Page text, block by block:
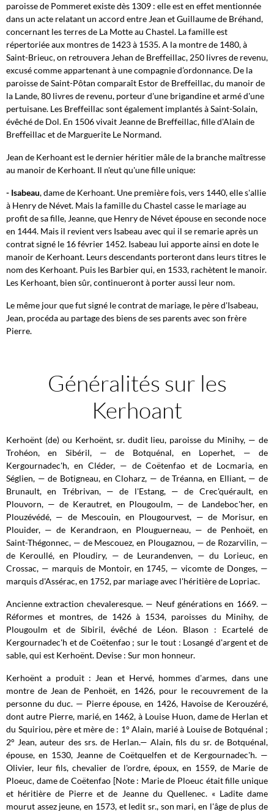
paroisse de Pommeret existe dès 1309 : elle est en effet mentionnée
dans un acte relatant un accord entre Jean et Guillaume de Bréhand,
concernant les terres de La Motte au Chastel. La famille est
répertoriée aux montres de 1423 à 1535. A la montre de 1480,à
Saint-Brieuc, on retrouvera Jehan de Breffeillac, 250 livres de revenu,
excusé comme appartenant à une compagnie d’ordonnance. De la
paroisse de Saint-Pôtan comparaît Estor de Breffeillac, du manoir de
la Lande, 80 livres de revenu, porteur d'une brigandine et armé d'une
pertuisane. Les Breffeillac sont également implantés à Saint-Solain,
évêché de Dol. En 1506 vivait Jeanne de Breffeillac, fille d'Alain de
Breffeillac et de Marguerite Le Normand.
Jean de Kerhoant est le dernier héritier mâle de la branche maîtresse
au manoir de Kerhoant. Il n'eut qu'une fille unique:
- Isabeau, dame de Kerhoant. Une première fois, vers 1440, elle s'allie
à Henry de Névet. Mais la famille du Chastel casse le mariage au
profit de sa fille, Jeanne, que Henry de Névet épouse en seconde noce
en 1444. Mais il revient vers Isabeau avec qui il se remarie après un
contrat signé le 16 février 1452. Isabeau lui apporte ainsi en dote le
manoir de Kerhoant. Leurs descendants porteront dans leurs titres le
nom des Kerhoant. Puis les Barbier qui, en 1533, rachètent le manoir.
Les Kerhoant, bien sûr, continueront à porter aussi leur nom.
Le même jour que fut signé le contrat de mariage, le père d'Isabeau,
Jean, procéda au partage des biens de ses parents avec son frère
Pierre.
Généralités sur les
Kerhoant
Kerhoënt (de) ou Kerhoënt, sr. dudit lieu, paroisse du Minihy, — de
Trohéon, en Sibéril, — de Botquénal, en Loperhet, — de
Kergournadec'h, en Cléder, — de Coëtenfao et de Locmaria, en
Séglien, — de Botigneau, en Cloharz, — de Tréanna, en Elliant, — de
Brunault, en Trébrivan, — de l'Estang, — de Crec'quérault, en
Plouvorn, — de Kerautret, en Plougoulm, — de Landeboc'her, en
Plouzévédé, — de Mescouin, en Plougourvest, — de Morisur, en
Plouider, — de Kerandraon, en Plouguerneau, — de Penhoët, en
Saint-Thégonnec, — de Mescouez, en Plougaznou, — de Rozarvilin, —
de Keroullé, en Ploudiry, — de Leurandenven, — du Lorieuc, en
Crossac, — marquis de Montoir, en 1745, — vicomte de Donges, —
marquis d'Assérac, en 1752, par mariage avec l'héritière de Lopriac.
Ancienne extraction chevaleresque. — Neuf générations en 1669. —
Réformes et montres, de 1426 à 1534, paroisses du Minihy, de
Plougoulm et de Sibiril, évêché de Léon. Blason : Ecartelé de
Kergournadec'h et de Coëtenfao ; sur le tout : Losangé d'argent et de
sable, qui est Kerhoënt. Devise : Sur mon honneur.
Kerhoënt a produit : Jean et Hervé, hommes d'armes, dans une
montre de Jean de Penhoët, en 1426, pour le recouvrement de la
personne du duc. — Pierre épouse, en 1426, Havoise de Kerouzéré,
dont autre Pierre, marié, en 1462, à Louise Huon, dame de Herlan et
du Squiriou, père et mère de : 1° Alain, marié à Louise de Botquénal ;
2° Jean, auteur des srs. de Herlan.— Alain, fils du sr. de Botquénal,
épouse, en 1530, Jeanne de Coëtquelfen et de Kergournadec'h. —
Olivier, leur fils, chevalier de l'ordre, époux, en 1559, de Marie de
Ploeuc, dame de Coëtenfao [Note : Marie de Ploeuc était fille unique
et héritière de Pierre et de Jeanne du Quellenec. « Ladite dame
mourut assez jeune, en 1573, et ledit sr., son mari, en l'âge de plus de